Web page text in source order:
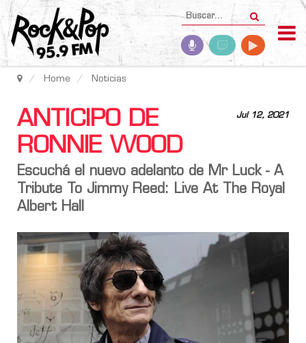
Home Noticias
Jul 12, 2021
ANTICIPO DE
RONNIE WOOD
Escuchá el nuevo adelanto de Mr Luck - A
Tribute To Jimmy Reed: Live At The Royal
Albert Hall